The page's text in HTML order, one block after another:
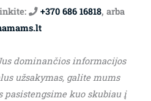
+370 686 16818, arba
dominančios informacijos
užsakymas, galite mums
pasistengsime kuo skubiau į